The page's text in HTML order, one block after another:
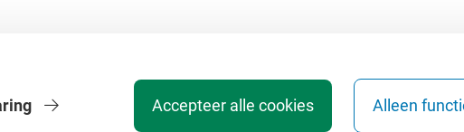
Accepteer alle cookies Alleen